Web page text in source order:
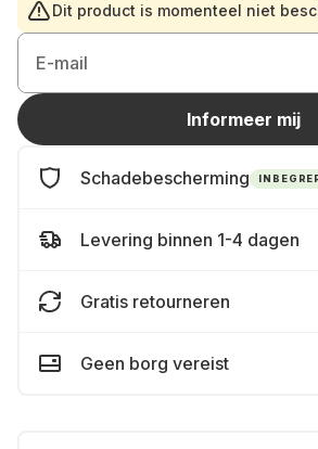
Dit product is momenteel niet
E-mail
Informeer mij
Schadebescherming
Levering binnen 1-4 dagen
Gratis retourneren
Geen borg vereist